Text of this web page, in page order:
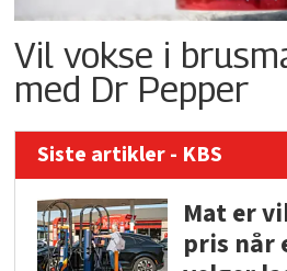
Vil vokse i
med Dr Pepper
Siste artikler - KBS
Mat er
pris når